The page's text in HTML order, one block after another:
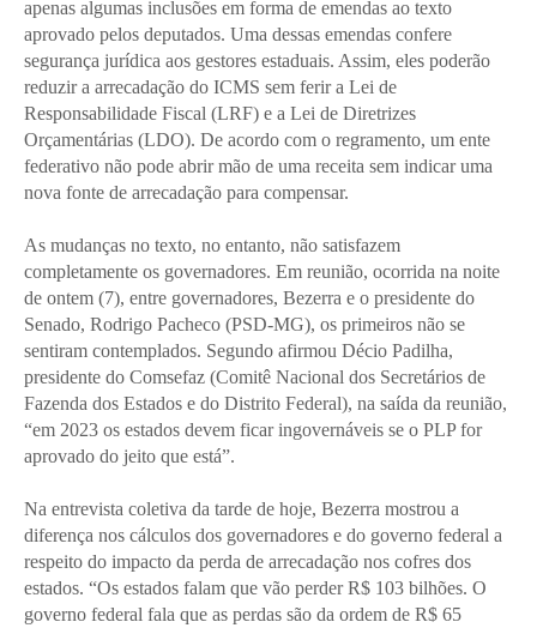
apenas algumas inclusões em forma de emendas ao texto
aprovado pelos deputados. Uma dessas emendas confere
segurança jurídica aos gestores estaduais. Assim, eles poderão
reduzir a arrecadação do ICMS sem ferir a Lei de
Responsabilidade Fiscal (LRF) e a Lei de Diretrizes
Orçamentárias (LDO). De acordo com o regramento, um ente
federativo não pode abrir mão de uma receita sem indicar uma
nova fonte de arrecadação para compensar.
As mudanças no texto, no entanto, não satisfazem
completamente os governadores. Em reunião, ocorrida na noite
de ontem (7), entre governadores, Bezerra e o presidente do
Senado, Rodrigo Pacheco (PSD-MG), os primeiros não se
sentiram contemplados. Segundo afirmou Décio Padilha,
presidente do Comsefaz (Comitê Nacional dos Secretários de
Fazenda dos Estados e do Distrito Federal), na saída da reunião,
“em 2023 os estados devem ficar ingovernáveis se o PLP for
aprovado do jeito que está”.
Na entrevista coletiva da tarde de hoje, Bezerra mostrou a
diferença nos cálculos dos governadores e do governo federal a
respeito do impacto da perda de arrecadação nos cofres dos
estados. “Os estados falam que vão perder R$ 103 bilhões. O
governo federal fala que as perdas são da ordem de R$ 65